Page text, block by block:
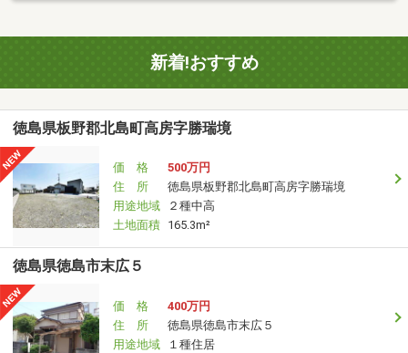
新着!おすすめ
徳島県板野郡北島町高房字勝瑞境
価 格
500万円
住 所
徳島県板野郡北島町高房字勝瑞境
用途地域
２種中高
土地面積 165.3m²
徳島県徳島市末広５
価 格
400万円
住 所
徳島県徳島市末広５
用途地域
１種住居